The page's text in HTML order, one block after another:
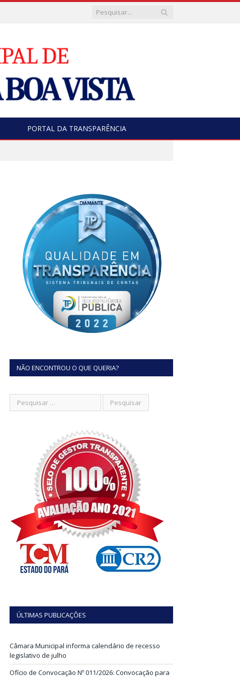
PORTAL DA TRANSPARÊNCIA
NÃO ENCONTROU O QUE QUERIA?
ÚLTIMAS PUBLICAÇÕES
Câmara Municipal informa calendário de recesso
legislativo de julho
Ofício de Convocação Nº 011/2026: Convocação para